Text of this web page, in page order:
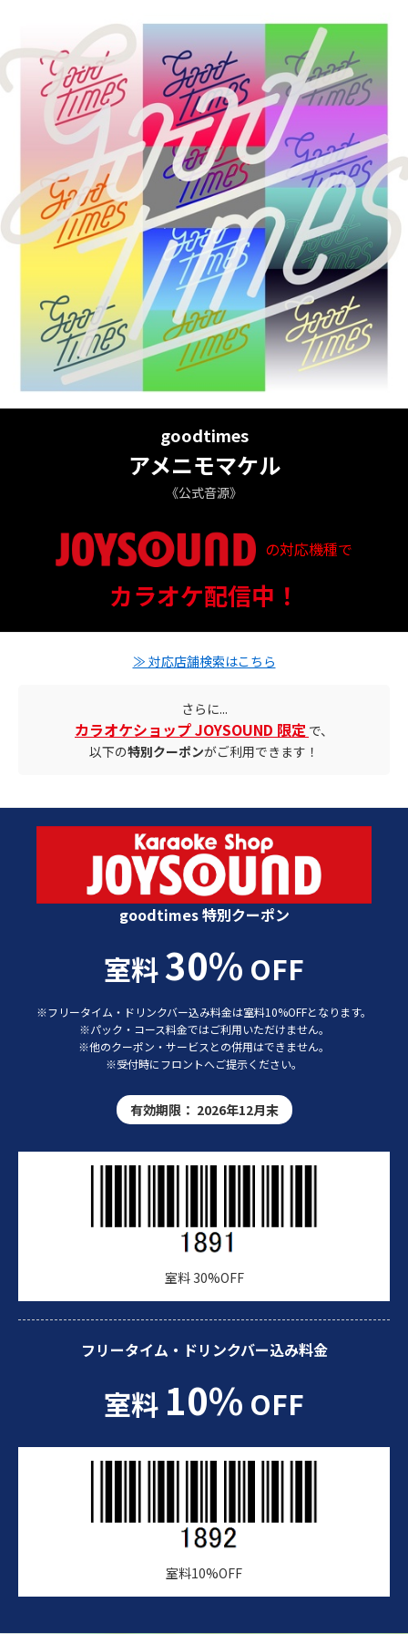
goodtimes
アメニモマケル
《公式音源》
の対応機種で
配信ステータスカラオケ配信中！
対応店舗とクーポン情報
≫ 対応店舗検索はこちら
さらに...
カラオケショップ JOYSOUND 限定 で、
以下の特別クーポンがご利用できます！
カラオケショップ JOYSOUND 特別クーポン
goodtimes 特別クーポン
室料30% OFF
※フリータイム・ドリンクバー込み料金は室料10%OFFとなります。
※パック・コース料金ではご利用いただけません。
※他のクーポン・サービスとの併用はできません。
※受付時にフロントへご提示ください。
有効期限： 2026年12月末
室料 30%OFF
フリータイム・ドリンクバー込み料金
室料 10% OFF
室料10%OFF